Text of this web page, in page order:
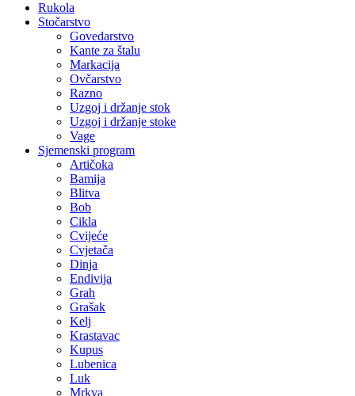
Rukola
Stočarstvo
Govedarstvo
Kante za štalu
Markacija
Ovčarstvo
Razno
Uzgoj i držanje stok
Uzgoj i držanje stoke
Vage
Sjemenski program
Artičoka
Bamija
Blitva
Bob
Cikla
Cvijeće
Cvjetača
Dinja
Endivija
Grah
Grašak
Kelj
Krastavac
Kupus
Lubenica
Luk
Mrkva